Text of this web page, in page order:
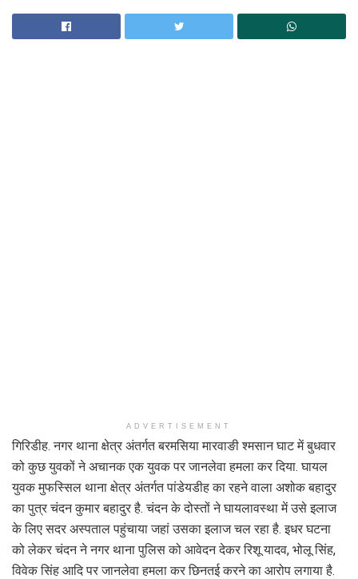
ADVERTISEMENT
गिरिडीह. नगर थाना क्षेत्र अंतर्गत बरमसिया मारवाङी श्मसान घाट में बुधवार
को कुछ युवकों ने अचानक एक युवक पर जानलेवा हमला कर दिया. घायल
युवक मुफस्सिल थाना क्षेत्र अंतर्गत पांडेयडीह का रहने वाला अशोक बहादुर
का पुत्र चंदन कुमार बहादुर है. चंदन के दोस्तों ने घायलावस्था में उसे इलाज
के लिए सदर अस्पताल पहुंचाया जहां उसका इलाज चल रहा है. इधर घटना
को लेकर चंदन ने नगर थाना पुलिस को आवेदन देकर रिशू यादव, भोलू सिंह,
विवेक सिंह आदि पर जानलेवा हमला कर छिनतई करने का आरोप लगाया है.